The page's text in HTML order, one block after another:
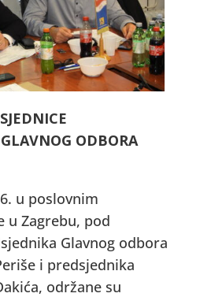
ODBORA
u poslovnim
u Zagrebu, pod
Glavnog odbora
i predsjednika
održane su